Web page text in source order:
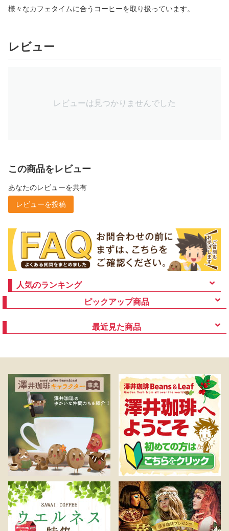
様々なカフェタイムに合うコーヒーを取り扱っています。
レビュー
レビューは見つかりませんでした
この商品をレビュー
あなたのレビューを共有
レビューを投稿
人気のランキング
ピックアップ商品
最近見た商品